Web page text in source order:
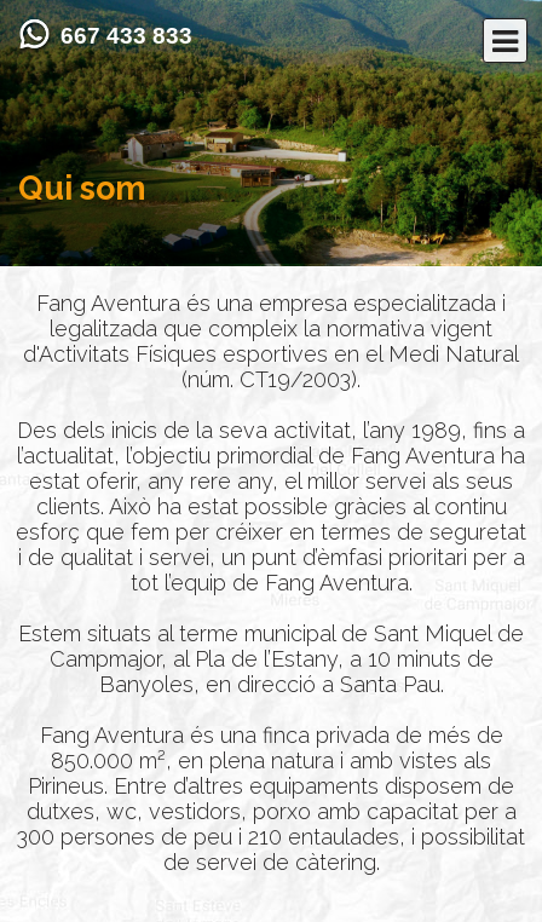
667 433 833
Qui som
Fang Aventura és una empresa especialitzada i
legalitzada que compleix la normativa vigent
d'Activitats Físiques esportives en el Medi Natural
(núm. CT19/2003).
Des dels inicis de la seva activitat, l’any 1989, fins a
l’actualitat, l’objectiu primordial de Fang Aventura ha
estat oferir, any rere any, el millor servei als seus
clients. Això ha estat possible gràcies al continu
esforç que fem per créixer en termes de seguretat
i de qualitat i servei, un punt d’èmfasi prioritari per a
tot l’equip de Fang Aventura.
Estem situats al terme municipal de Sant Miquel de
Campmajor, al Pla de l’Estany, a 10 minuts de
Banyoles, en direcció a Santa Pau.
Fang Aventura és una finca privada de més de
850.000 m², en plena natura i amb vistes als
Pirineus. Entre d’altres equipaments disposem de
dutxes, wc, vestidors, porxo amb capacitat per a
300 persones de peu i 210 entaulades, i possibilitat
de servei de càtering.